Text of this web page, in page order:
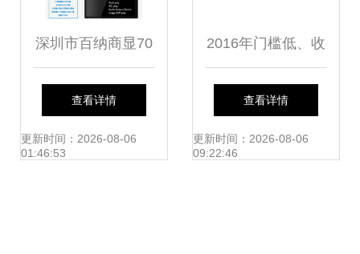
深圳市百纳商显70
寸壁挂式高清广告
机 楼宇数字化信息
查看详情
更新时间：2026-08-06
01:46:53
2016年门槛低、收
入高 十大草根职业
之计算机软件研发
查看详情
更新时间：2026-08-06
09:22:46